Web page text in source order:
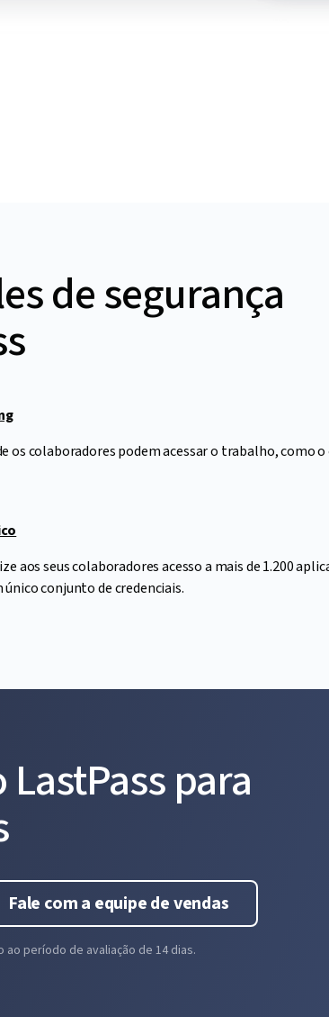
de segurança
os colaboradores podem acessar o trabalho, como
aos seus colaboradores acesso a mais de 1.200
único conjunto de credenciais.
para
Fale com a equipe de vendas
período de avaliação de 14 dias.